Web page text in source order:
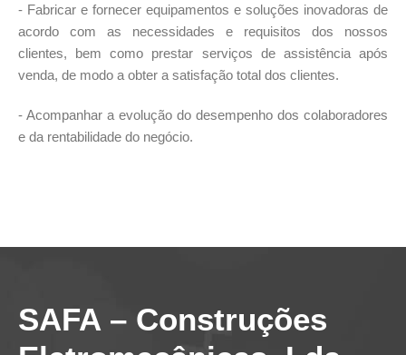
- Fabricar e fornecer equipamentos e soluções inovadoras de
acordo com as necessidades e requisitos dos nossos
clientes, bem como prestar serviços de assistência após
venda, de modo a obter a satisfação total dos clientes.
- Acompanhar a evolução do desempenho dos colaboradores
e da rentabilidade do negócio.
SAFA – Construções